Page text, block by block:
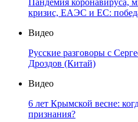
Пандемия коронавируса,
кризис, ЕАЭС и ЕС:
Видео
Русские разговоры с
Дроздов (Китай)
Видео
6 лет Крымской весне:
признания?